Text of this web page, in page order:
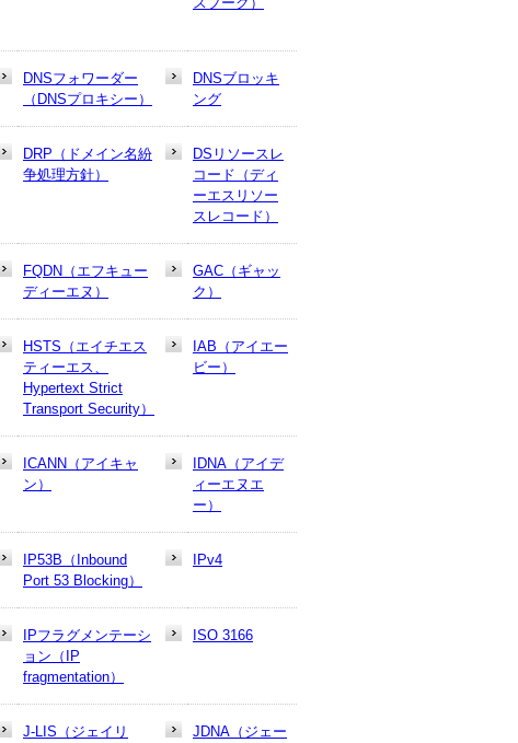
DNSフォワーダー
（DNSプロキシー）
DNSブロッキ
ング
DRP（ドメイン名紛
争処理方針）
DSリソースレ
コード（ディ
ーエスリソー
スレコード）
FQDN（エフキュー
ディーエヌ）
GAC（ギャッ
ク）
HSTS（エイチエス
ティーエス、
Hypertext Strict
Transport Security）
IAB（アイエー
ビー）
ICANN（アイキャ
ン）
IDNA（アイデ
ィーエヌエ
ー）
IP53B（Inbound
Port 53 Blocking）
IPv4
IPフラグメンテーシ
ョン（IP
fragmentation）
ISO 3166
J-LIS（ジェイリ
JDNA（ジェー